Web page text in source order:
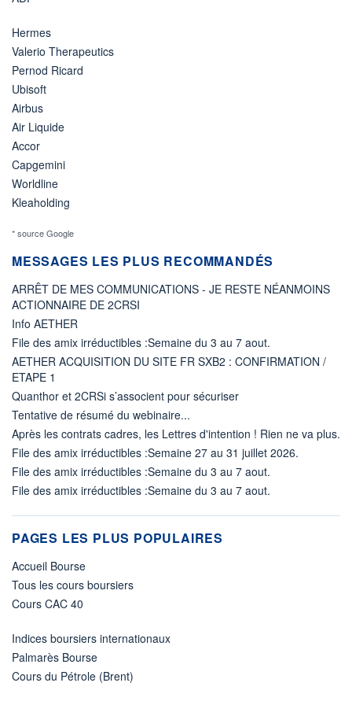
Hermes
Valerio Therapeutics
Pernod Ricard
Ubisoft
Airbus
Air Liquide
Accor
Capgemini
Worldline
Kleaholding
* source Google
MESSAGES LES PLUS RECOMMANDÉS
ARRÊT DE MES COMMUNICATIONS - JE RESTE NÉANMOINS
ACTIONNAIRE DE 2CRSI
Info AETHER
File des amix irréductibles :Semaine du 3 au 7 aout.
AETHER ACQUISITION DU SITE FR SXB2 : CONFIRMATION /
ETAPE 1
Quanthor et 2CRSi s’associent pour sécuriser
Tentative de résumé du webinaire...
Après les contrats cadres, les Lettres d'intention ! Rien ne va plus.
File des amix irréductibles :Semaine 27 au 31 juillet 2026.
File des amix irréductibles :Semaine du 3 au 7 aout.
File des amix irréductibles :Semaine du 3 au 7 aout.
PAGES LES PLUS POPULAIRES
Accueil Bourse
Tous les cours boursiers
Cours CAC 40
Indices boursiers internationaux
Palmarès Bourse
Cours du Pétrole (Brent)